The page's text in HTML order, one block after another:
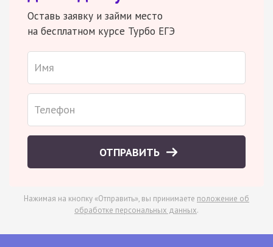
Оставь заявку и займи место
на бесплатном курсе Турбо ЕГЭ
ОТПРАВИТЬ
Нажимая на кнопку «Отправить», вы принимаете положение об
обработке персональных данных.